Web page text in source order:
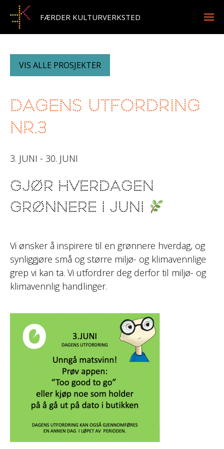
FÆRDER KULTURVERKSTED
VIS ALLE PROSJEKTER
DAGENS UTFORDRING
NR.3
3. JUNI - 30. JUNI
GJØR HVERDAGEN
GRØNNERE I JUNI
Vi ønsker å inspirere til en grønnere hverdag, og
synliggjøre små og større miljø- og klimavennlige
grep vi kan ta. Vi utfordrer deg derfor til miljø- og
klimavennlig handlinger.